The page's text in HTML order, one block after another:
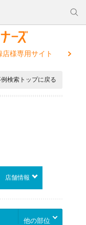
店様専用サイト
検索トップに戻る
店舗情報
他の部位